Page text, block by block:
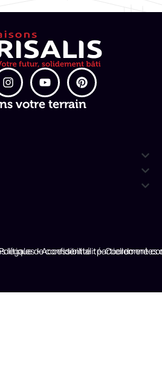
votre terrain
légalesde confidentialité
- Accessibilité : partiellement
- Coordonnées